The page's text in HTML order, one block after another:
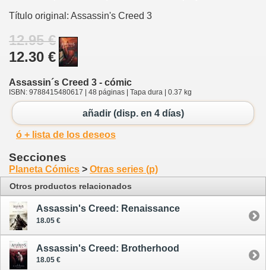
Título original: Assassin's Creed 3
12.95 €
12.30 €
Assassin´s Creed 3 - cómic
ISBN: 9788415480617 | 48 páginas | Tapa dura | 0.37 kg
añadir (disp. en 4 días)
ó + lista de los deseos
Secciones
Planeta Cómics > Otras series (p)
Otros productos relacionados
Assassin's Creed: Renaissance
18.05 €
Assassin's Creed: Brotherhood
18.05 €